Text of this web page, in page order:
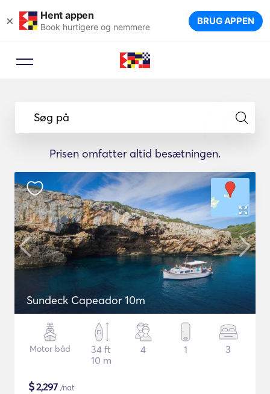
× Hent appen
Book hurtigere og nemmere BRUG APPEN
Søg på
Prisen omfatter altid besætningen.
Sundeck Capeador 10m
Motor båd
34 ft
10 m
4 1 3
$2,297 /nat